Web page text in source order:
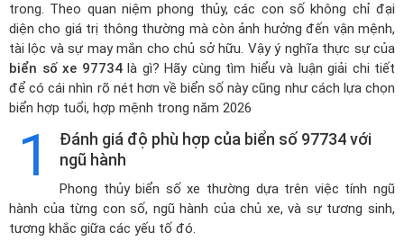
trong. Theo quan niệm phong thủy, các con số không chỉ đại
diện cho giá trị thông thường mà còn ảnh hưởng đến vận mệnh,
tài lộc và sự may mắn cho chủ sở hữu. Vậy ý nghĩa thực sự của
biển số xe 97734là gì? Hãy cùng tìm hiểu và luận giải chi tiết
để có cái nhìn rõ nét hơn về biển số này cũng như cách lựa chọn
biển hợp tuổi, hợp mệnh trong năm 2026
1
Đánh giá độ phù hợp của biển số 97734 với
ngũ hành
Phong thủy biển số xe thường dựa trên việc tính ngũ
hành của từng con số, ngũ hành của chủ xe, và sự tương sinh,
tương khắc giữa các yếu tố đó.